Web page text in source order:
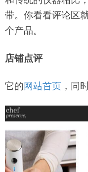
带。你看看评论区
个产品。
店铺点评
它的网站首页 ，同